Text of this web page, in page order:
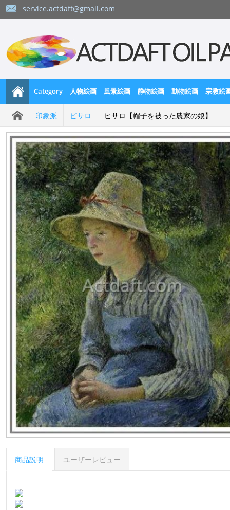
service.actdaft@gmail.com
Category 人物絵画 風景絵画 静物絵画 動物絵画 宗教絵
印象派 ピサロ ピサロ【帽子を被った農家の娘】
商品説明 ユーザーレビュー